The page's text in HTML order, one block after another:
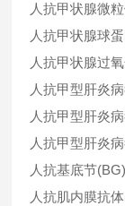
人抗甲状腺微
人抗甲状腺球
人抗甲状腺过
人抗甲型肝炎
人抗甲型肝炎
人抗甲型肝炎
人抗基底节
人抗肌内膜抗